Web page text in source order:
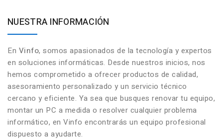
NUESTRA INFORMACIÓN
En Vinfo, somos apasionados de la tecnología y expertos
en soluciones informáticas. Desde nuestros inicios, nos
hemos comprometido a ofrecer productos de calidad,
asesoramiento personalizado y un servicio técnico
cercano y eficiente. Ya sea que busques renovar tu equipo,
montar un PC a medida o resolver cualquier problema
informático, en Vinfo encontrarás un equipo profesional
dispuesto a ayudarte.